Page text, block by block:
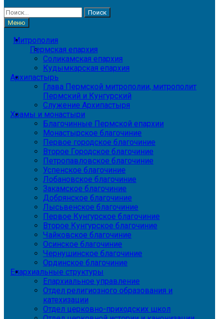
Найти:
Меню
Митрополия
Пермская епархия
Соликамская епархия
Кудымкарская епархия
Архипастырь
Глава Пермской митрополии, митрополит
Пермский и Кунгурский
Служение Архипастыря
Храмы и монастыри
Благочинные Пермской епархии
Монастырское благочиние
Первое городское благочиние
Второе Городское благочиние
Петропавловское благочиние
Успенское благочиние
Лобановское благочиние
Закамское благочиние
Добрянское благочиние
Лысьвенское благочиние
Первое Кунгурское благочиние
Второе Кунгурское благочиние
Чайковское благочиние
Осинское благочиние
Чернушинское благочиние
Ординское благочиние
Епархиальные структуры
Епархиальное управление
Отдел религиозного образования и
катехизации
Отдел церковно-приходских школ